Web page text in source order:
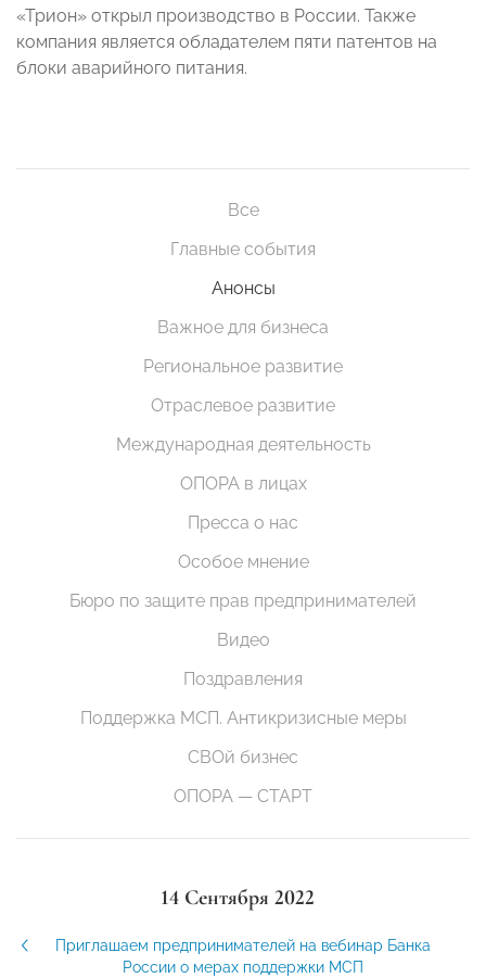
«Трион» открыл производство в России. Также
компания является обладателем пяти патентов на
блоки аварийного питания.
Все
Главные события
Анонсы
Важное для бизнеса
Региональное развитие
Отраслевое развитие
Международная деятельность
ОПОРА в лицах
Пресса о нас
Особое мнение
Бюро по защите прав предпринимателей
Видео
Поздравления
Поддержка МСП. Антикризисные меры
СВОй бизнес
ОПОРА — СТАРТ
14 Сентября 2022
Приглашаем предпринимателей на вебинар Банка
России о мерах поддержки МСП